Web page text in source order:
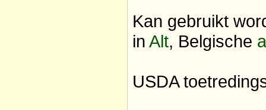
Kan gebruikt
in Alt, Belgische
USDA